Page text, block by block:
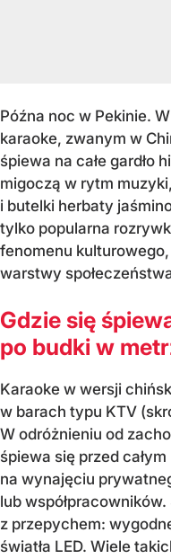
Późna noc w Pekinie.
karaoke, zwanym w
śpiewa na całe gardło
migoczą w rytm
i butelki herbaty
tylko popularna
fenomenu
warstwy
Gdzie się
po budki w
Karaoke w wersji
w barach typu KTV
W odróżnieniu od
śpiewa się przed
na wynajęciu
lub
z przepychem:
światła LED. Wiele